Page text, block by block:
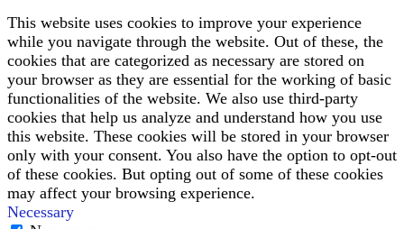
This website uses cookies to improve your experience
while you navigate through the website. Out of these, the
cookies that are categorized as necessary are stored on
your browser as they are essential for the working of basic
functionalities of the website. We also use third-party
cookies that help us analyze and understand how you use
this website. These cookies will be stored in your browser
only with your consent. You also have the option to opt-out
of these cookies. But opting out of some of these cookies
may affect your browsing experience.
Necessary